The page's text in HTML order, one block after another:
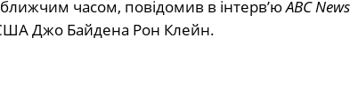
часом, повідомив в інтерв’юABC
Джо Байдена Рон Клейн.